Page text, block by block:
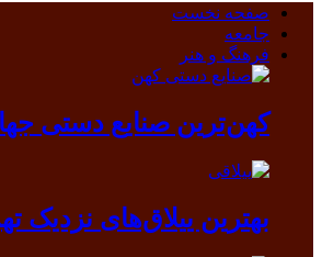
صفحه نخست
جامعه
فرهنگ و هنر
کهن‌ترین صنایع دستی جهان از غار یافته
بهترین ییلاق‌های نزدیک